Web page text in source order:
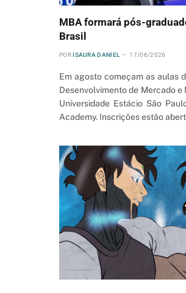
MBA formará pós-
Brasil
POR ISAURA DANIEL 17/06/2026
Em agosto começam as aulas
Desenvolvimento de Mercado
Universidade Estácio São
Academy. Inscrições estão